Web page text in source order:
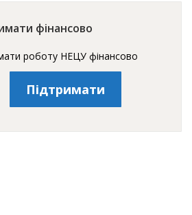
фінансово
роботу НЕЦУ фінансово
Підтримати